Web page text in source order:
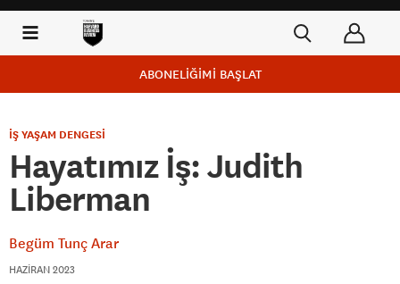
ABONELİĞİMİ BAŞLAT
İŞ YAŞAM DENGESİ
Hayatımız İş: Judith
Liberman
Begüm Tunç Arar
HAZIRAN 2023